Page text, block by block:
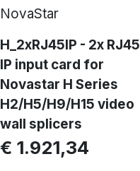
NovaStar
H_2xRJ45IP - 2x RJ45
IP input card for
Novastar H Series
H2/H5/H9/H15 video
wall splicers
€ 1.921,34